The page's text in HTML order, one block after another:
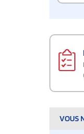
VOUS